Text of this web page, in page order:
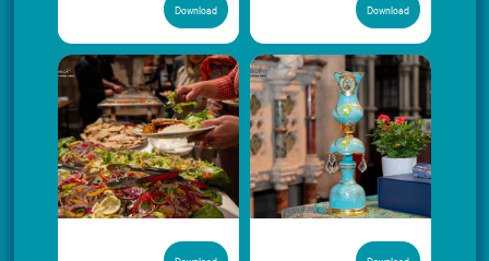
Download
Download